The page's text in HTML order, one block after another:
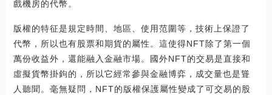
戲機房的代幣。
版權的特征是規定時間、地區、使用范圍等，技術上保證了
代幣，所以也有股票和期貨的屬性。這使得NFT除了第一個
萬份收益外，還能融入金融市場。國外NFT的交易是直接和
虛擬貨幣掛鉤的，所以它經常參與金融博弈，成交量也是聳
人聽聞。毫無疑問，NFT的版權保護屬性變成了可交易的股